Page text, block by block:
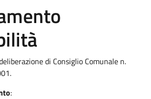
di Consiglio Comunale n.
: